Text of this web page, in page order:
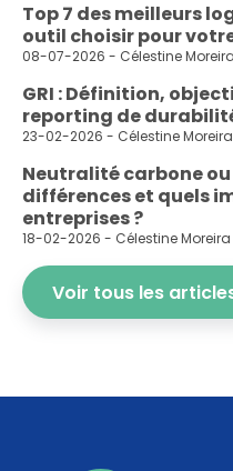
Top 7 des meilleurs
outil choisir pour
08-07-2026 - Célestine Moreira
GRI : Définition,
reporting de
23-02-2026 - Célestine Moreira
Neutralité carbone ou
différences et quels
entreprises ?
18-02-2026 - Célestine Moreira
Voir tous les